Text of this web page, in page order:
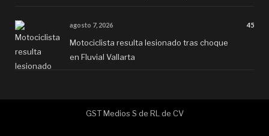
agosto 7, 2026 45
Motociclista resulta lesionado tras choque
en Fluvial Vallarta
GST Medios S de RL de CV